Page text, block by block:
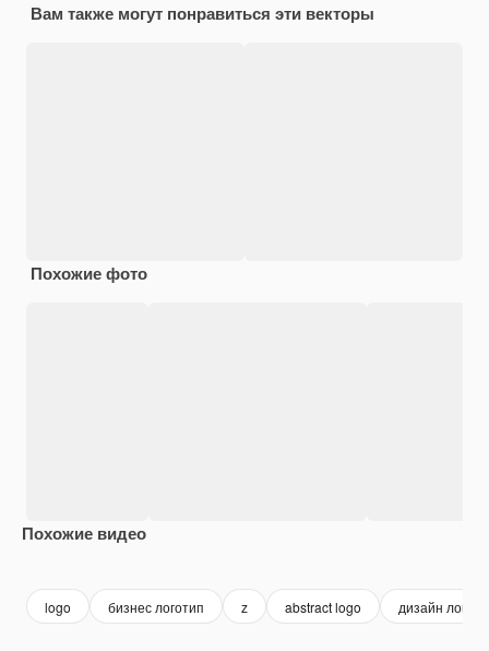
Вам также могут понравиться эти векторы
Похожие фото
Похожие видео
logo бизнес логотип z abstract logo дизайн